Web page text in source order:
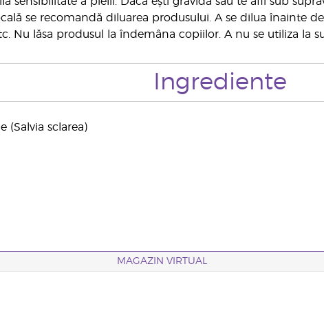
se recomandă diluarea produsului. A se dilua înainte
Nu lăsa produsul la îndemâna copiilor. A nu se utiliza la
Ingrediente
(Salvia sclarea)
MAGAZIN VIRTUAL